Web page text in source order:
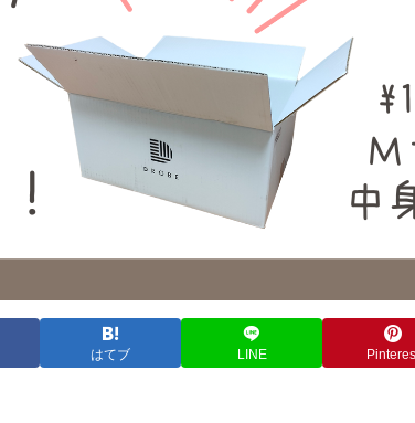
はてブ LINE